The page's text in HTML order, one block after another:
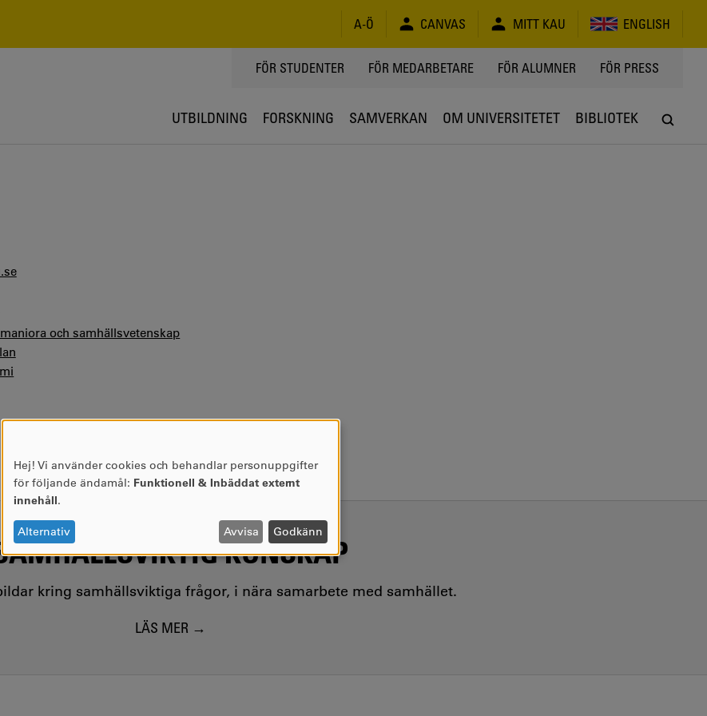
A-Ö CANVAS MITT KAU ENGLISH
TOPPMENY
FÖR STUDENTER FÖR MEDARBETARE FÖR ALUMNER FÖR PRESS
UTBILDNING FORSKNING SAMVERKAN OM UNIVERSITETET BIBLIOTEK
och samhällsvetenskap
KUNSKAP
kring samhällsviktiga frågor, i nära samarbete med samhället.
LÄS MER
ANVÄNDNING
AV
OCH
COOKIES
Hej! Vi använder cookies och behandlar personuppgifter
för följande ändamål: Funktionell & Inbäddat externt
innehåll.
Alternativ Avvisa Godkänn